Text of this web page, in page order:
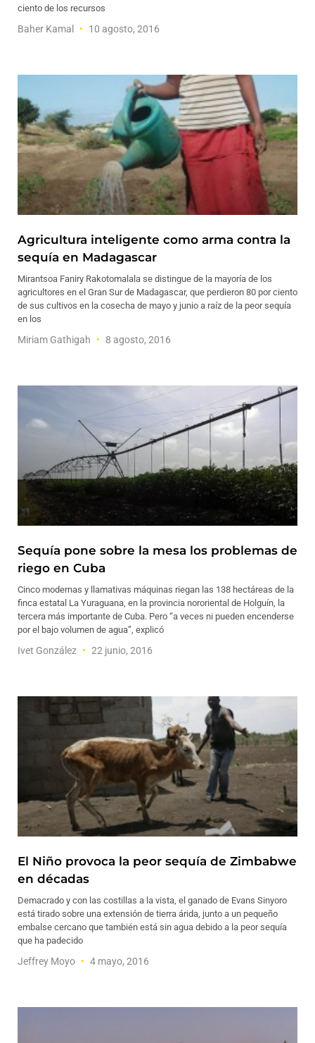
ciento de los recursos
Baher Kamal 10 agosto, 2016
Agricultura inteligente como arma contra la
sequía en Madagascar
Mirantsoa Faniry Rakotomalala se distingue de la mayoría de los
agricultores en el Gran Sur de Madagascar, que perdieron 80 por ciento
de sus cultivos en la cosecha de mayo y junio a raíz de la peor sequía
en los
Miriam Gathigah 8 agosto, 2016
Sequía pone sobre la mesa los problemas de
riego en Cuba
Cinco modernas y llamativas máquinas riegan las 138 hectáreas de la
finca estatal La Yuraguana, en la provincia nororiental de Holguín, la
tercera más importante de Cuba. Pero “a veces ni pueden encenderse
por el bajo volumen de agua”, explicó
Ivet González 22 junio, 2016
El Niño provoca la peor sequía de Zimbabwe
en décadas
Demacrado y con las costillas a la vista, el ganado de Evans Sinyoro
está tirado sobre una extensión de tierra árida, junto a un pequeño
embalse cercano que también está sin agua debido a la peor sequía
que ha padecido
Jeffrey Moyo 4 mayo, 2016